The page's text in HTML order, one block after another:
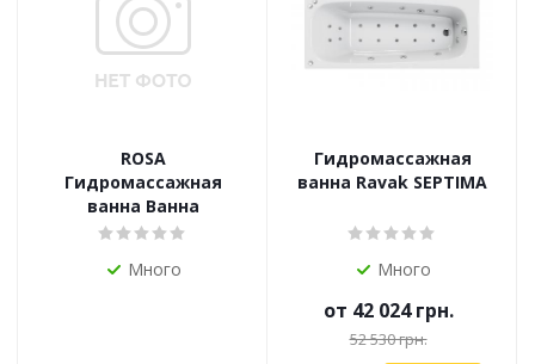
ROSA
Гидромассажная
ванна Ванна
Много
Гидромассажная
ванна Ravak SEPTIMA
Много
от 42 024 грн.
52 530 грн.